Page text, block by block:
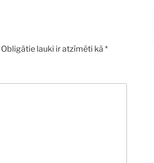
Obligātie lauki ir atzīmēti kā *